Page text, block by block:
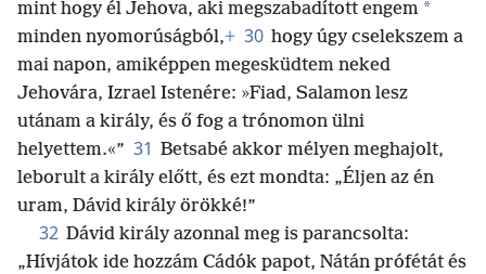
mint hogy él Jehova, aki megszabadított engem *
minden nyomorúságból,+ 30 hogy úgy cselekszem a
mai napon, amiképpen megesküdtem neked
Jehovára, Izrael Istenére: »Fiad, Salamon lesz
utánam a király, és ő fog a trónomon ülni
helyettem.«” 31 Betsabé akkor mélyen meghajolt,
leborult a király előtt, és ezt mondta: „Éljen az én
uram, Dávid király örökké!”
32 Dávid király azonnal meg is parancsolta:
„Hívjátok ide hozzám Cádók papot, Nátán prófétát és